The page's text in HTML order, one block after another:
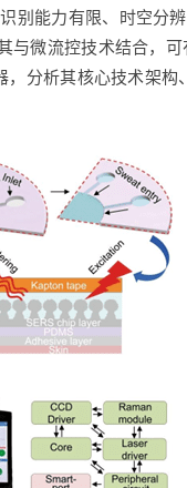
能力有限、时空分
微流控技术结合，
分析其核心技术架